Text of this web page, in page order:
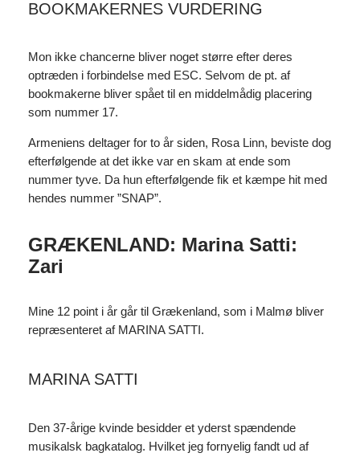
BOOKMAKERNES VURDERING
Mon ikke chancerne bliver noget større efter deres
optræden i forbindelse med ESC. Selvom de pt. af
bookmakerne bliver spået til en middelmådig placering
som nummer 17.
Armeniens deltager for to år siden, Rosa Linn, beviste dog
efterfølgende at det ikke var en skam at ende som
nummer tyve. Da hun efterfølgende fik et kæmpe hit med
hendes nummer ”SNAP”.
GRÆKENLAND: Marina Satti:
Zari
Mine 12 point i år går til Grækenland, som i Malmø bliver
repræsenteret af MARINA SATTI.
MARINA SATTI
Den 37-årige kvinde besidder et yderst spændende
musikalsk bagkatalog. Hvilket jeg fornyelig fandt ud af